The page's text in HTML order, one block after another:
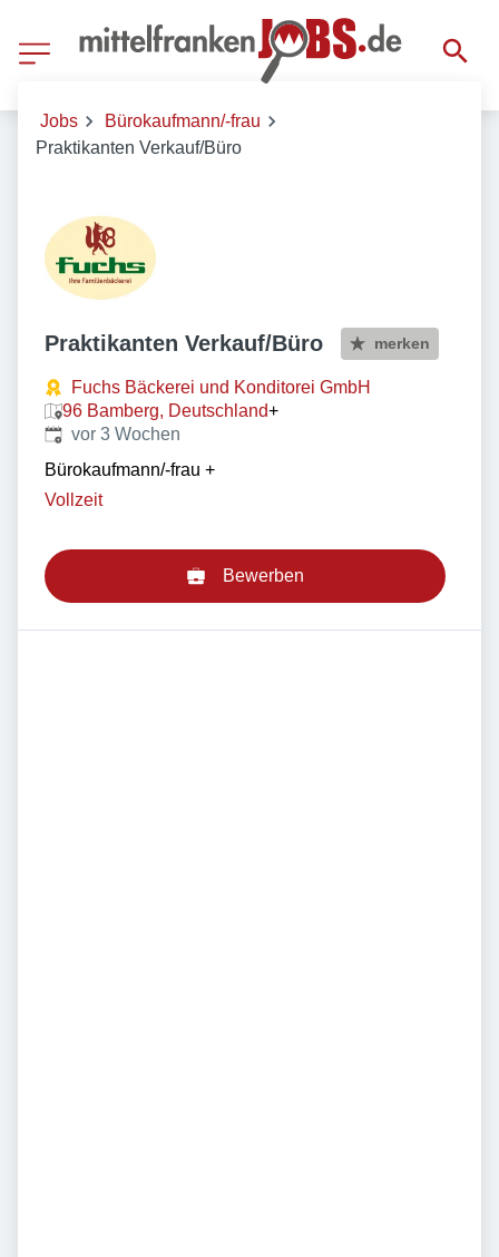
Jobs
Bürokaufmann/-frau
Praktikanten Verkauf/Büro
Praktikanten Verkauf/Büro merken
Fuchs Bäckerei und Konditorei GmbH
96 Bamberg, Deutschland+
Veröffentlicht:
vor 3 Wochen
Bürokaufmann/-frau +
Vollzeit
Bewerben